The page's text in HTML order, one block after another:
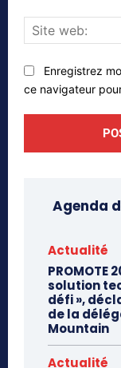
Enregistrez
ce navigateur
Agenda
Actualité
PROMOTE
solution
défi »,
de la
Mountain
Actualité